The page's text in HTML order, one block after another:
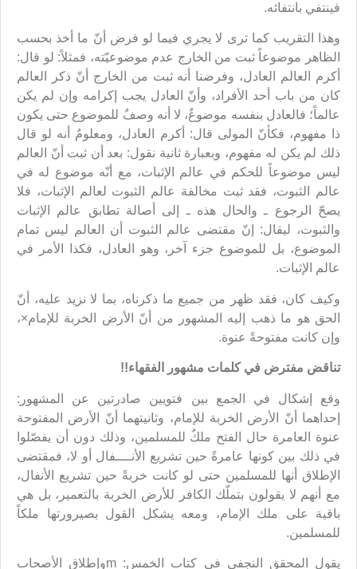
فينتفي بانتفائه.
وهذا التقريب كما ترى لا يجري فيما لو فرض أنّ ما أخذ بحسب
الظاهر موضوعاً ثبت من الخارج عدم موضوعيّته، فمثلاً: لو قال:
أكرم العالم العادل، وفرضنا أنه ثبت من الخارج أنّ ذكر العالم
كان من باب أحد الأفراد، وأنّ العادل يجب إكرامه وإن لم يكن
عالماً؛ فالعادل بنفسه موضوعٌ، لا أنه وصفٌ للموضوع حتى يكون
ذا مفهوم، فكأنّ المولى قال: أكرم العادل، ومعلومٌ أنه لو قال
ذلك لم يكن له مفهوم، وبعبارة ثانية نقول: بعد أن ثبت أنّ العالم
ليس موضوعاً للحكم في عالم الإثبات، مع أنّه موضوع له في
عالم الثبوت، فقد ثبت مخالفة عالم الثبوت لعالم الإثبات، فلا
يصحّ الرجوع ـ والحال هذه ـ إلى أصالة تطابق عالم الإثبات
والثبوت، ليقال: إنّ مقتضى عالم الثبوت أن العالم ليس تمام
الموضوع، بل للموضوع جزء آخر، وهو العادل، فكذا الأمر في
عالم الإثبات.
وكيف كان، فقد ظهر من جميع ما ذكرناه، بما لا نزيد عليه، أنّ
الحق هو ما ذهب إليه المشهور من أنّ الأرض الخربة للإمام×،
وإن كانت مفتوحةً عنوة.
تناقض مفترض في كلمات مشهور الفقهاء!!
وقع إشكال في الجمع بين فتويين صادرتين عن المشهور:
إحداهما أنّ الأرض الخربة للإمام، وثانيتهما أنّ الأرض المفتوحة
عنوة العامرة حال الفتح ملكٌ للمسلمين، وذلك دون أن يفصّلوا
في ذلك بين كونها عامرةً حين تشريع الأنــــفال أو لا، فمقتضى
الإطلاق أنها للمسلمين حتى لو كانت خربةً حين تشريع الأنفال،
مع أنهم لا يقولون بتملّك الكافر للأرض الخربة بالتعمير، بل هي
باقية على ملك الإمام، ومعه يشكل القول بصيرورتها ملكاً
للمسلمين.
يقول المحقق النجفي في كتاب الخمس: mوإطلاق الأصحاب